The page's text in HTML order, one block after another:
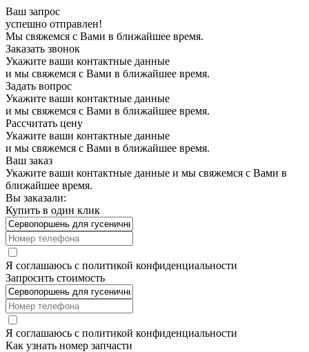
Ваш запрос
успешно отправлен!
Мы свяжемся с Вами в ближайшее время.
Заказать звонок
Укажите ваши контактные данные
и мы свяжемся с Вами в ближайшее время.
Задать вопрос
Укажите ваши контактные данные
и мы свяжемся с Вами в ближайшее время.
Рассчитать цену
Укажите ваши контактные данные
и мы свяжемся с Вами в ближайшее время.
Ваш заказ
Укажите ваши контактные данные и мы свяжемся с Вами в
ближайшее время.
Вы заказали:
Купить в один клик
Я соглашаюсь с политикой конфиденциальности
Запросить стоимость
Я соглашаюсь с политикой конфиденциальности
Как узнать номер запчасти